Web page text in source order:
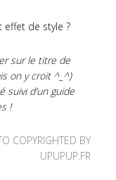
effet de style ?
sur le titre de
on y croit ^_^)
d’un guide
!
COPYRIGHTED BY
UPUPUP.FR